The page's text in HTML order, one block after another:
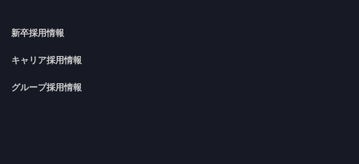
新卒採用情報
キャリア採用情報
グループ採用情報